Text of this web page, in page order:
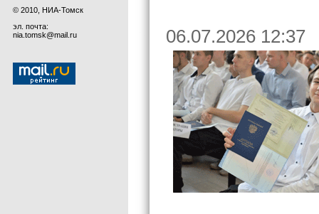
© 2010, НИА-Томск
эл. почта:
nia.tomsk@mail.ru
06.07.2026 12:37